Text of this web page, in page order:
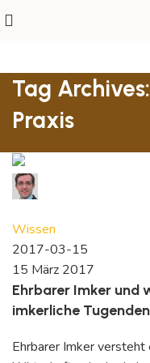
Tag
Praxis
Wissen
2017-03-15
15 März 2017
Ehrbarer Imker und
imkerliche Tugenden
Ehrbarer Imker